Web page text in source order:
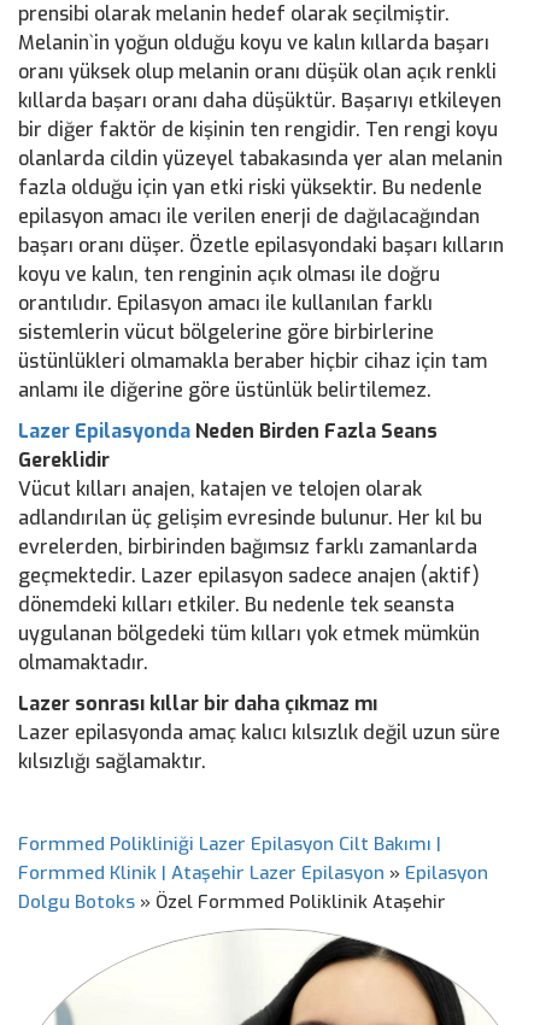
prensibi olarak melanin hedef olarak seçilmiştir.
Melanin`in yoğun olduğu koyu ve kalın kıllarda başarı
oranı yüksek olup melanin oranı düşük olan açık renkli
kıllarda başarı oranı daha düşüktür. Başarıyı etkileyen
bir diğer faktör de kişinin ten rengidir. Ten rengi koyu
olanlarda cildin yüzeyel tabakasında yer alan melanin
fazla olduğu için yan etki riski yüksektir. Bu nedenle
epilasyon amacı ile verilen enerji de dağılacağından
başarı oranı düşer. Özetle epilasyondaki başarı kılların
koyu ve kalın, ten renginin açık olması ile doğru
orantılıdır. Epilasyon amacı ile kullanılan farklı
sistemlerin vücut bölgelerine göre birbirlerine
üstünlükleri olmamakla beraber hiçbir cihaz için tam
anlamı ile diğerine göre üstünlük belirtilemez.
Lazer Epilasyonda Neden Birden Fazla Seans
Gereklidir
Vücut kılları anajen, katajen ve telojen olarak
adlandırılan üç gelişim evresinde bulunur. Her kıl bu
evrelerden, birbirinden bağımsız farklı zamanlarda
geçmektedir. Lazer epilasyon sadece anajen (aktif)
dönemdeki kılları etkiler. Bu nedenle tek seansta
uygulanan bölgedeki tüm kılları yok etmek mümkün
olmamaktadır.
Lazer sonrası kıllar bir daha çıkmaz mı
Lazer epilasyonda amaç kalıcı kılsızlık değil uzun süre
kılsızlığı sağlamaktır.
Formmed Polikliniği Lazer Epilasyon Cilt Bakımı |
Formmed Klinik | Ataşehir Lazer Epilasyon » Epilasyon
Dolgu Botoks » Özel Formmed Poliklinik Ataşehir